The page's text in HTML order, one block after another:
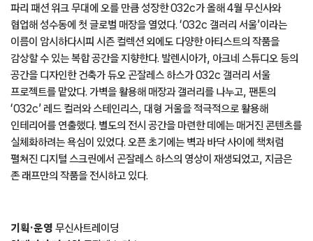
2000년 베를린에서 탄생한 032c는 패션, 음악, 예술 기반의 콘텐츠를
선보이는 잡지로 시작해 동명의 패션 브랜드로 확장한 케이스다. 어느덧
파리 패션 위크 무대에 오를 만큼 성장한 032c가 올해 4월 무신사와
협업해 성수동에 첫 글로벌 매장을 열었다. ‘032c 갤러리 서울’이라는
공간을 디자인한 건축가 듀오 곤잘레스 하스가 032c 갤러리 서울
프로젝트를 맡았다. 가벽을 활용해 매장과 갤러리를 나누고, 팬톤의